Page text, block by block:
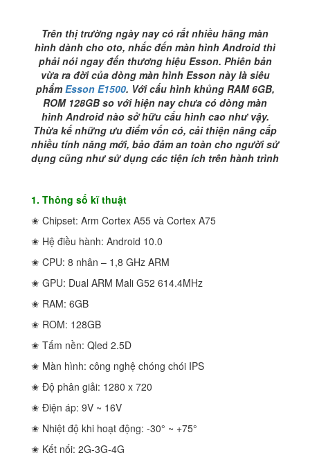
Trên thị trường ngày nay có rất nhiều hãng màn
hình dành cho oto, nhắc đến màn hình Android thì
phải nói ngay đến thương hiệu Esson. Phiên bản
vừa ra đời của dòng màn hình Esson này là siêu
phẩmEsson E1500. Với cấu hình khủng RAM 6GB,
ROM 128GB so với hiện nay chưa có dòng màn
hình Android nào sở hữu cấu hình cao như vậy.
Thừa kế những ưu điểm vốn có, cải thiện nâng cấp
nhiều tính năng mới, bảo đảm an toàn cho người sử
dụng cũng như sử dụng các tiện ích trên hành trình
1. Thông số kĩ thuật
✬ Chipset: Arm Cortex A55 và Cortex A75
✬ Hệ điều hành: Android 10.0
✬ CPU: 8 nhân – 1,8 GHz ARM
✬ GPU: Dual ARM Mali G52 614.4MHz
✬ RAM: 6GB
✬ ROM: 128GB
✬ Tấm nền: Qled 2.5D
✬ Màn hình: công nghệ chóng chói IPS
✬ Độ phân giải: 1280 x 720
✬ Điện áp: 9V ~ 16V
✬ Nhiệt độ khi hoạt động: -30° ~ +75°
✬ Kết nối: 2G-3G-4G